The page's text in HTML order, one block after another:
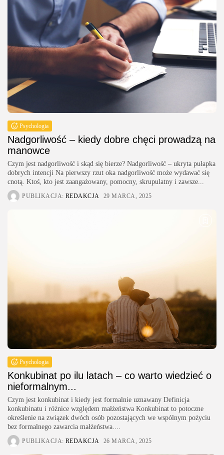
Psychologia
Nadgorliwość – kiedy dobre chęci prowadzą na
manowce
Czym jest nadgorliwość i skąd się bierze? Nadgorliwość – ukryta pułapka
dobrych intencji Na pierwszy rzut oka nadgorliwość może wydawać się
cnotą. Ktoś, kto jest zaangażowany, pomocny, skrupulatny i zawsze...
PUBLIKACJA: REDAKCJA 29 MARCA, 2025
Psychologia
Konkubinat po ilu latach – co warto wiedzieć o
nieformalnym...
Czym jest konkubinat i kiedy jest formalnie uznawany Definicja
konkubinatu i różnice względem małżeństwa Konkubinat to potoczne
określenie na związek dwóch osób pozostających we wspólnym pożyciu
bez formalnego zawarcia małżeństwa....
PUBLIKACJA: REDAKCJA 26 MARCA, 2025